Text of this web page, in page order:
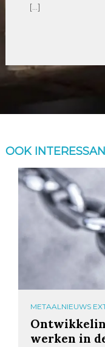
[…]
OOK
METAALNIEUWS
werken in